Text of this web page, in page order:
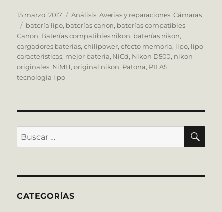
Publicado
el
15 marzo, 2017 Categorías
Análisis,Averías y reparaciones,Cámaras
Etiquetas
batería lipo, baterías canon, baterías compatibles
Canon, Baterías compatibles nikon, baterías nikon,
cargadores baterias,chilipower,efecto memoria, lipo, lipo
características, mejor batería, NiCd, Nikon D500, nikon
originales, NiMH,original nikon, Patona, PILAS,
tecnología lipo
Buscar
por:
CATEGORÍAS